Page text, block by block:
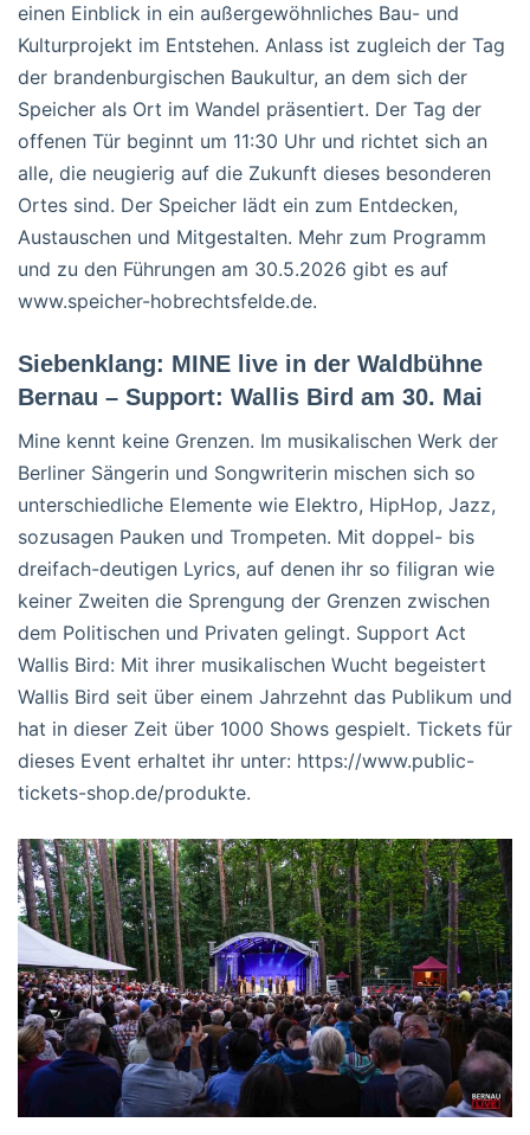
einen Einblick in ein außergewöhnliches Bau- und
Kulturprojekt im Entstehen. Anlass ist zugleich der Tag
der brandenburgischen Baukultur, an dem sich der
Speicher als Ort im Wandel präsentiert. Der Tag der
offenen Tür beginnt um 11:30 Uhr und richtet sich an
alle, die neugierig auf die Zukunft dieses besonderen
Ortes sind. Der Speicher lädt ein zum Entdecken,
Austauschen und Mitgestalten. Mehr zum Programm
und zu den Führungen am 30.5.2026 gibt es auf
www.speicher-hobrechtsfelde.de.
Siebenklang: MINE live in der Waldbühne
Bernau – Support: Wallis Bird am 30. Mai
Mine kennt keine Grenzen. Im musikalischen Werk der
Berliner Sängerin und Songwriterin mischen sich so
unterschiedliche Elemente wie Elektro, HipHop, Jazz,
sozusagen Pauken und Trompeten. Mit doppel- bis
dreifach-deutigen Lyrics, auf denen ihr so filigran wie
keiner Zweiten die Sprengung der Grenzen zwischen
dem Politischen und Privaten gelingt. Support Act
Wallis Bird: Mit ihrer musikalischen Wucht begeistert
Wallis Bird seit über einem Jahrzehnt das Publikum und
hat in dieser Zeit über 1000 Shows gespielt. Tickets für
dieses Event erhaltet ihr unter: https://www.public-
tickets-shop.de/produkte.